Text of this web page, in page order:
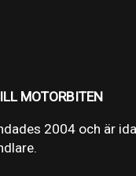
MOTORBITEN
2004 och är